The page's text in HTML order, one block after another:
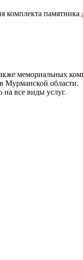
комплекта
мемориальных
Мурманской области.
на все виды услуг.